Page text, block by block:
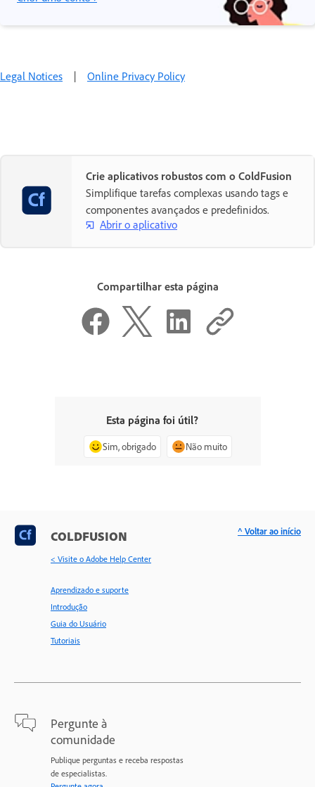
Legal Notices | Online Privacy Policy
Crie aplicativos robustos com o ColdFusion
Simplifique tarefas complexas usando tags e
componentes avançados e predefinidos.
Abrir o aplicativo
Compartilhar esta página
Esta página foi útil?
Sim, obrigado Não muito
COLDFUSION
< Visite o Adobe Help Center
Aprendizado e suporte
Introdução
Guia do Usuário
Tutoriais
Pergunte à
comunidade
Publique perguntas e receba respostas
de especialistas.
^ Voltar ao início